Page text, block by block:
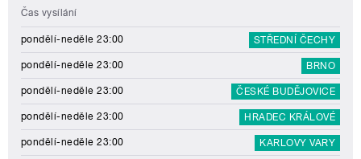
Čas vysílání
pondělí-neděle 23:00 STŘEDNÍ ČECHY
pondělí-neděle 23:00 BRNO
pondělí-neděle 23:00 ČESKÉ BUDĚJOVICE
pondělí-neděle 23:00 HRADEC KRÁLOVÉ
pondělí-neděle 23:00 KARLOVY VARY